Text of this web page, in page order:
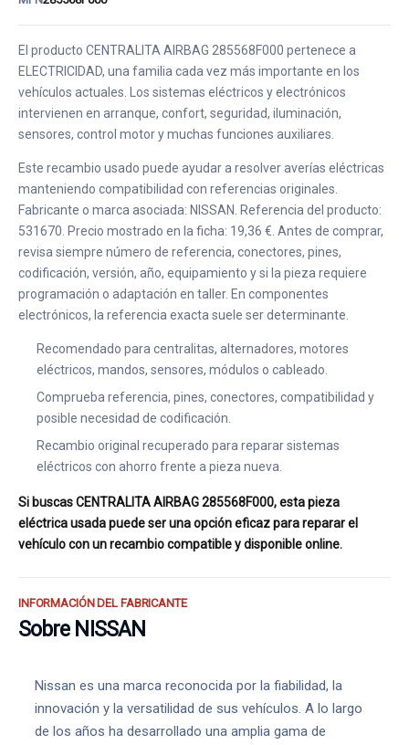
El producto CENTRALITA AIRBAG 285568F000 pertenece a
ELECTRICIDAD, una familia cada vez más importante en los
vehículos actuales. Los sistemas eléctricos y electrónicos
intervienen en arranque, confort, seguridad, iluminación,
sensores, control motor y muchas funciones auxiliares.
Este recambio usado puede ayudar a resolver averías eléctricas
manteniendo compatibilidad con referencias originales.
Fabricante o marca asociada: NISSAN. Referencia del producto:
531670. Precio mostrado en la ficha: 19,36 €. Antes de comprar,
revisa siempre número de referencia, conectores, pines,
codificación, versión, año, equipamiento y si la pieza requiere
programación o adaptación en taller. En componentes
electrónicos, la referencia exacta suele ser determinante.
Recomendado para centralitas, alternadores, motores
eléctricos, mandos, sensores, módulos o cableado.
Comprueba referencia, pines, conectores, compatibilidad y
posible necesidad de codificación.
Recambio original recuperado para reparar sistemas
eléctricos con ahorro frente a pieza nueva.
Si buscas CENTRALITA AIRBAG 285568F000, esta pieza
eléctrica usada puede ser una opción eficaz para reparar el
vehículo con un recambio compatible y disponible online.
INFORMACIÓN DEL FABRICANTE
Sobre NISSAN
Nissan es una marca reconocida por la fiabilidad, la
innovación y la versatilidad de sus vehículos. A lo largo
de los años ha desarrollado una amplia gama de